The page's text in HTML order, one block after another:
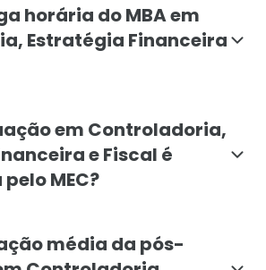
horária do MBA em
Estratégia Financeira
em Controladoria,
e Fiscal é
MEC?
média da pós-